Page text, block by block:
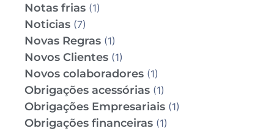
Notas frias (1)
Noticias (7)
Novas Regras (1)
Novos Clientes (1)
Novos colaboradores (1)
Obrigações acessórias (1)
Obrigações Empresariais (1)
Obrigações financeiras (1)